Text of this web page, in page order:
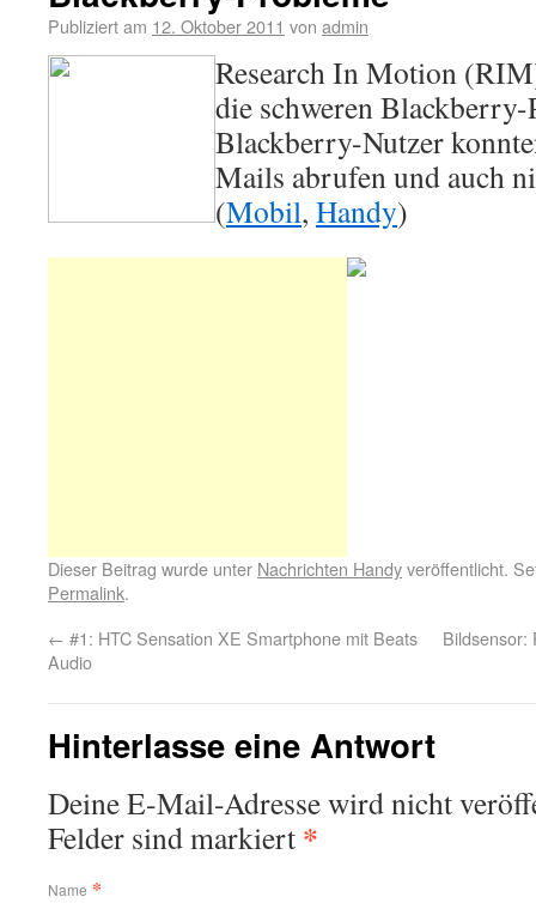
Publiziert am 12. Oktober 2011 von admin
Research In Motion
die schweren
Blackberry-Nutzer
Mails abrufen und auch
(Mobil, Handy)
Dieser Beitrag wurde unter Nachrichten Handyveröffentlicht.
Permalink.
← #1: HTC Sensation XE Smartphone mit Beats
Audio
Bildsensor:
Hinterlasse eine Antwort
Deine E-Mail-Adresse wird nicht
Felder sind markiert *
Name *